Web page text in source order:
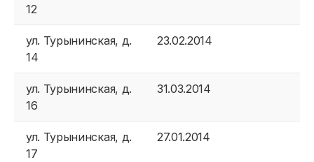
12
ул. Турынинская, д.
14
23.02.2014
ул. Турынинская, д.
16
31.03.2014
ул. Турынинская, д.
17
27.01.2014